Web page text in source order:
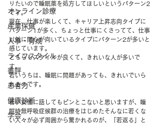
オンライン診療
産業保健
人事・育成
ライフスタイル
書評
患者力
健康診断
学会
りたいので睡眠薬を処方してほしいというパターン2
です。
現在、仕事が楽しくて、キャリア上昇志向タイプに
パターン1が多く、ちょっと仕事にくさってて、仕事
以外に関心が向いているタイプにパターン2が多いと
感じています。
どちらもスタイルが良くて、きれいな人が多いで
す。
若いうちは、睡眠に問題があっても、きれいでいら
れるのです。
若い女性に話してもピンとこないと思いますが、睡
眠時無呼吸症候群の治療をはじめたそんなに若くな
い人々が必ず周囲から驚かれるのが、「若返る」と